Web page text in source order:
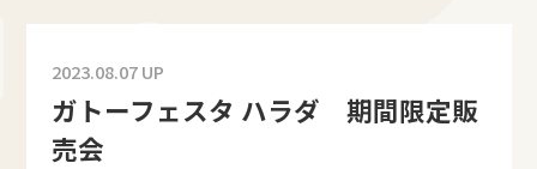
2023.08.07 UP
ガトーフェスタ ハラダ 期間限定販
売会